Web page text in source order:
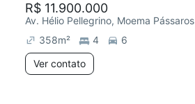
R$ 11.900.000
Av. Hélio Pellegrino, Moema Pássaros
358m² 4
6
Ver contato